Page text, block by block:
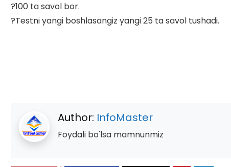
?100 ta savol bor.
?Testni yangi boshlasangiz yangi 25 ta savol tushadi.
Author: InfoMaster
Foydali bo'lsa mamnunmiz